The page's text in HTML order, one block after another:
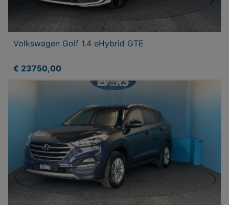
Volkswagen Golf 1.4 eHybrid GTE
€ 23750,00